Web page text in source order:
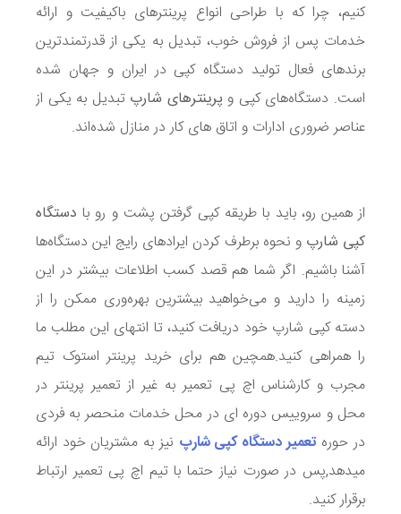
کنیم، چرا که با طراحی انواع پرینترهای باکیفیت و ارائه
خدمات پس از فروش خوب، تبدیل به یکی از قدرتمندترین
برندهای فعال تولید دستگاه کپی در ایران و جهان شده
است. دستگاه‌های کپی و پرینترهای شارپ تبدیل به یکی از
عناصر ضروری ادارات و اتاق‌ های کار در منازل شده‌اند.
از همین رو، باید با طریقه کپی گرفتن پشت و رو بادستگاه
کپی شارپ و نحوه برطرف کردن ایرادهای رایج این دستگاه‌ها
آشنا باشیم. اگر شما هم قصد کسب اطلاعات بیشتر در این
زمینه را دارید و می‌خواهید بیشترین بهره‌وری ممکن را از
دسته کپی شارپ خود دریافت کنید، تا انتهای این مطلب ما
را همراهی کنید.همچین هم برای خرید پرینتر استوک تیم
مجرب و کارشناس اچ پی تعمیر به غیر از تعمیر پرینتر در
محل و سروییس دوره ای در محل خدمات منحصر به فردی
در حوره تعمیر دستگاه کپی شارپ نیز به مشتریان خود ارائه
میدهد,پس در صورت نیاز حتما با تیم اچ پی تعمیر ارتباط
برقرار کنید.